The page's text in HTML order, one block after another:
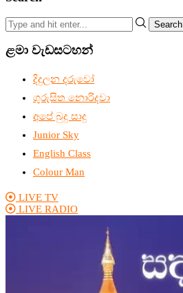
Search
ළමා වැඩසටහන්
දිදුලන දරුවෝ
ගුරුසිත නොරිදවා
අපේ බුදු සාදු
Junior Sky
English Class
Colour Man
LIVE TV
LIVE RADIO